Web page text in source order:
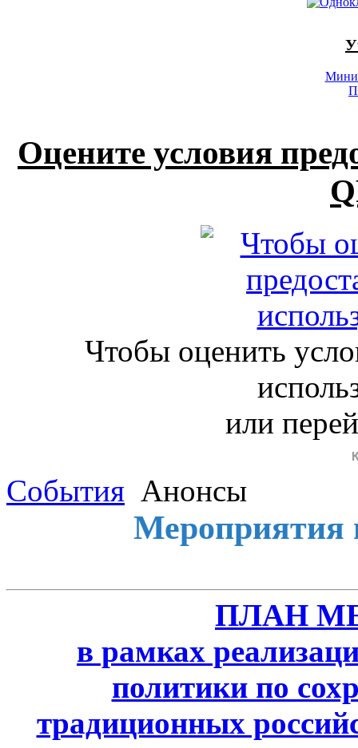
Оцените условия
Чтобы оценить
или
События Анонсы
Мероприятия
ПЛАН
в рамках
политики по
традиционных